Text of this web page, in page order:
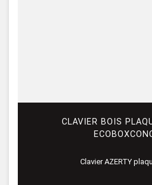
CLAVIER BOIS
Clavier AZERTY